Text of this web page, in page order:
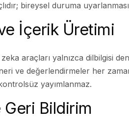
bireysel duruma
İçerik Üretimi
araçları yalnızca dilbilgisi
ve değerlendirmeler her
yayımlanmaz.
Bildirim